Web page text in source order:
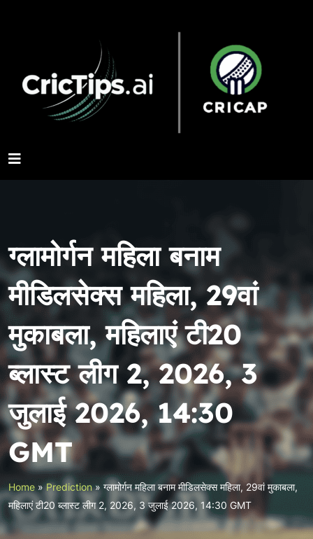
ग्लामोर्गन महिला बनाम
मीडिलसेक्स महिला, 29वां
मुकाबला, महिलाएं टी20
ब्लास्ट लीग 2, 2026, 3
जुलाई 2026, 14:30
GMT
Home »Prediction» ग्लामोर्गन महिला बनाम मीडिलसेक्स महिला, 29वां मुकाबला,
महिलाएं टी20 ब्लास्ट लीग 2, 2026, 3 जुलाई 2026, 14:30 GMT